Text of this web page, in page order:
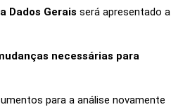
Dados Geraisserá apresentado a
necessárias para
para a análise novamente